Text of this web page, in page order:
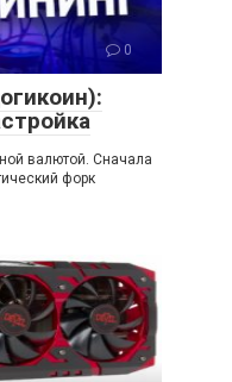
0
валютой. Сначала
форк